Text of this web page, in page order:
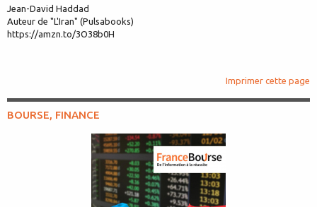
Jean-David Haddad
Auteur de "L'Iran" (Pulsabooks)
https://amzn.to/3O38b0H
Imprimer cette page
BOURSE, FINANCE